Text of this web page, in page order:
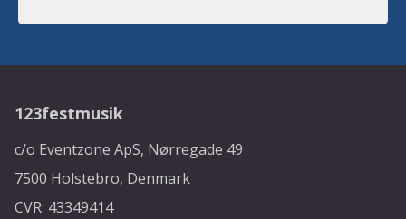
123festmusik
c/o Eventzone ApS, Nørregade 49
7500 Holstebro, Denmark
CVR: 43349414